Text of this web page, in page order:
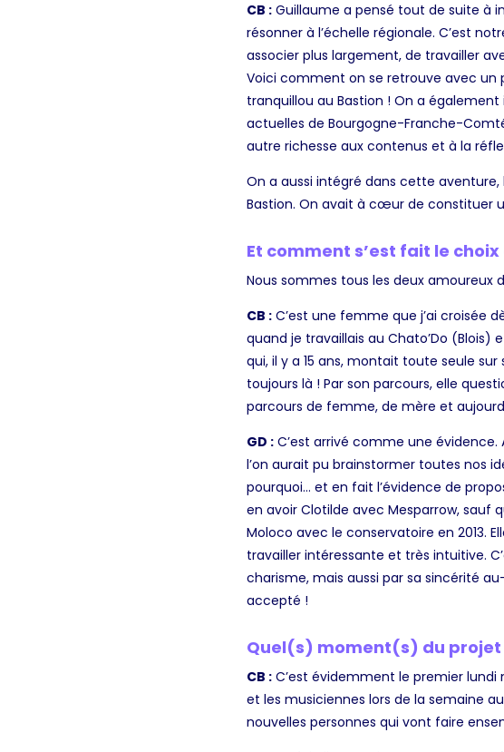
CB :Guillaume a pensé tout de suite à
résonner à l’échelle régionale. C’est
associer plus largement, de travailler
Voici comment on se retrouve avec un
tranquillou au Bastion ! On a
actuelles de Bourgogne-Franche-
autre richesse aux contenus et à la
On a aussi intégré dans cette
Bastion. On avait à cœur de constituer
Et comment s’est fait le
Nous sommes tous les deux amoureux
CB :C’est une femme que j’ai croisée
quand je travaillais au Chato’Do (Blois)
qui, il y a 15 ans, montait toute seule
toujours là ! Par son parcours, elle
parcours de femme, de mère et
GD :C’est arrivé comme une
l’on aurait pu brainstormer toutes nos
pourquoi… et en fait l’évidence de
en avoir Clotilde avec Mesparrow, sauf
Moloco avec le conservatoire en 2013.
travailler intéressante et très intuitive.
charisme, mais aussi par sa sincérité
accepté !
Quel(s) moment(s) du
CB :C’est évidemment le premier lundi
et les musiciennes lors de la semaine
nouvelles personnes qui vont faire